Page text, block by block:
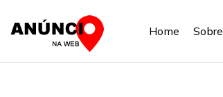
Home Sobre